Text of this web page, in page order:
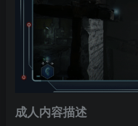
成人内容描述